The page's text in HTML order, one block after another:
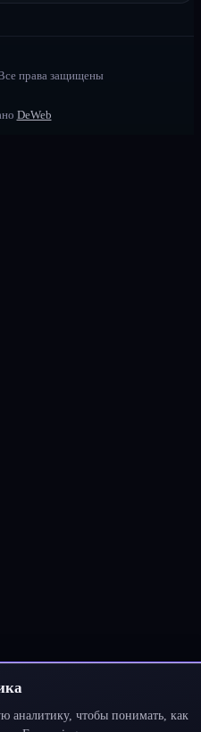
аналитику, чтобы понимать, как
права защищены
DeWeb